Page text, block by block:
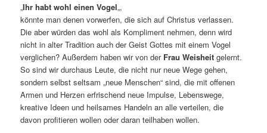
„Ihr habt wohl einen Vogel„,
könnte man denen vorwerfen, die sich auf Christus verlassen.
Die aber würden das wohl als Kompliment nehmen, denn wird
nicht in alter Tradition auch der Geist Gottes mit einem Vogel
verglichen? Außerdem haben wir von der Frau Weisheit gelernt.
So sind wir durchaus Leute, die nicht nur neue Wege gehen,
sondern selbst seltsam „neue Menschen“ sind, die mit offenen
Armen und Herzen erfrischend neue Impulse, Lebenswege,
kreative Ideen und heilsames Handeln an alle verteilen, die
davon profitieren wollen oder daran teilhaben wollen.